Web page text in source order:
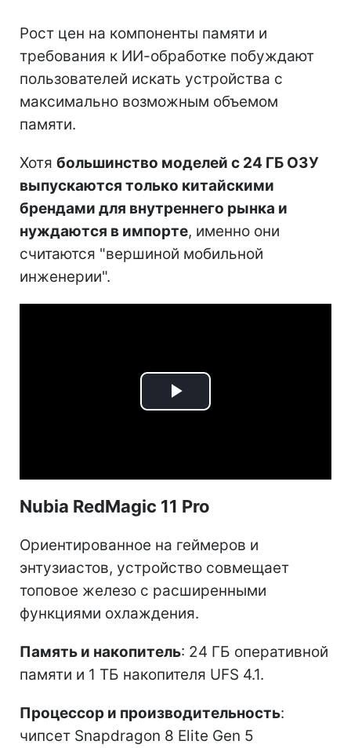
Рост цен на компоненты памяти и
требования к ИИ-обработке побуждают
пользователей искать устройства с
максимально возможным объемом
памяти.
Хотя большинство моделей с 24 ГБ ОЗУ
выпускаются только китайскими
брендами для внутреннего рынка и
нуждаются в импорте, именно они
считаются "вершиной мобильной
инженерии".
Play
Nubia RedMagic 11 Pro
Ориентированное на геймеров и
энтузиастов, устройство совмещает
топовое железо с расширенными
функциями охлаждения.
Память и накопитель: 24 ГБ оперативной
памяти и 1 ТБ накопителя UFS 4.1.
Процессор и производительность:
чипсет Snapdragon 8 Elite Gen 5